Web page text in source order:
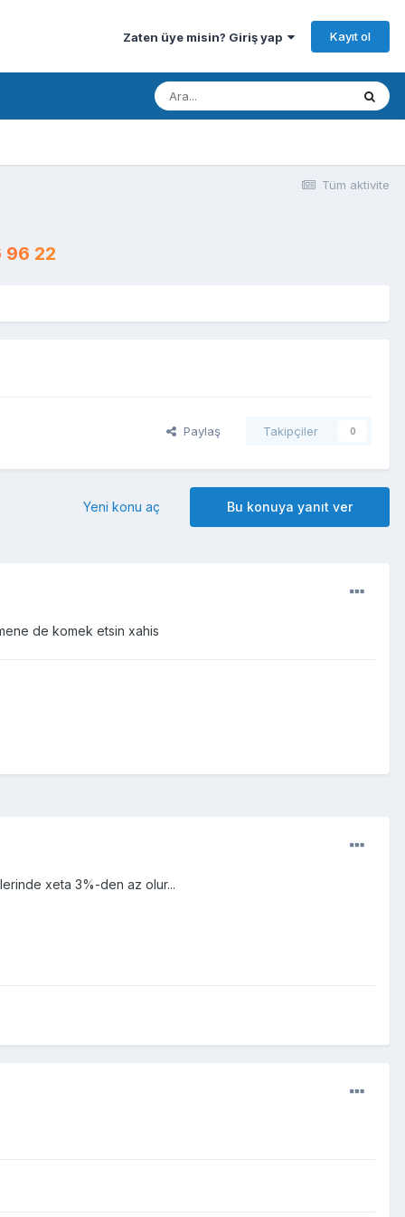
Zaten üye misin? Giriş yap Kayıt ol
Tüm aktivite
96 22
Paylaş Takipçiler 0
Bu konuya yanıt ver
Yeni konu aç
de komek etsin xahis
xeta 3%-den az olur...